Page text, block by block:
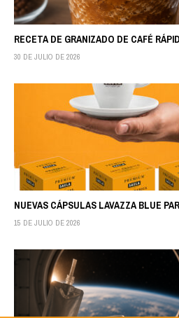
RECETA DE GRANIZADO DE CAFÉ
30 DE JULIO DE 2026
NUEVAS CÁPSULAS LAVAZZA BLUE
15 DE JULIO DE 2026